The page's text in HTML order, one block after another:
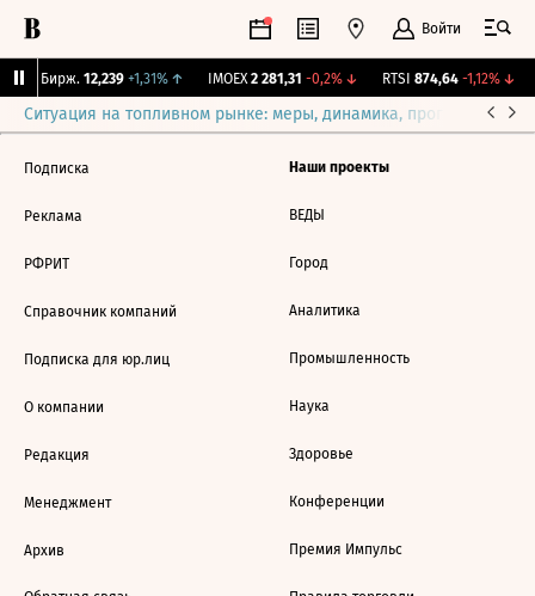
Войти
CNY Бирж. 12,239 +1,31%↑ IMOEX 2 281,31 -0,2%↓ RTSI 874,64 -1,12%↓
Ситуация на топливном рынке: меры, динамика, прогнозы
Подписка
Реклама
РФРИТ
Справочник компаний
Подписка для юр.лиц
О компании
Редакция
Менеджмент
Архив
Наши проекты
ВЕДЫ
Город
Аналитика
Промышленность
Наука
Здоровье
Конференции
Премия Импульс